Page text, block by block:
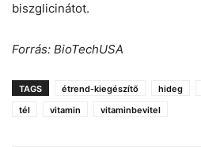
biszglicinátot.
Forrás: BioTechUSA
TAGS étrend-kiegészítő hideg
tél
vitamin vitaminbevitel